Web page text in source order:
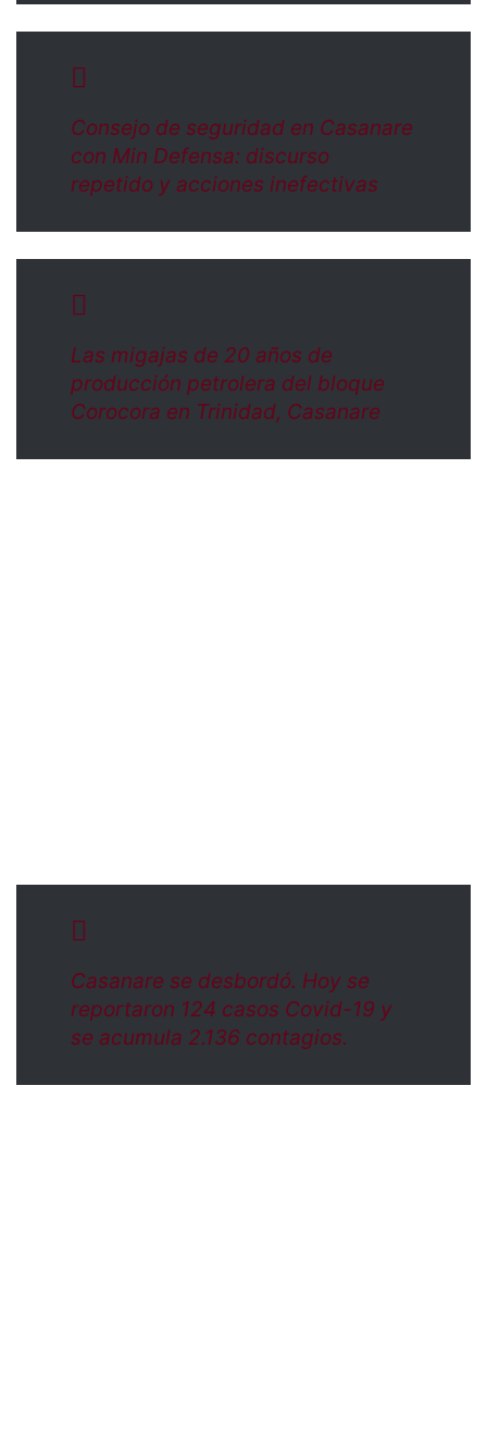
Consejo de seguridad en Casanare
con Min Defensa: discurso
repetido y acciones inefectivas
Las migajas de 20 años de
producción petrolera del bloque
Corocora en Trinidad, Casanare
Casanare se desbordó. Hoy se
reportaron 124 casos Covid-19 y
se acumula 2.136 contagios.